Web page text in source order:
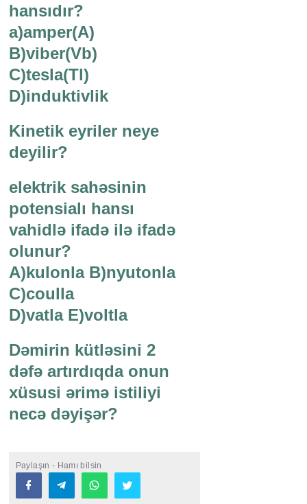
hansıdır?
a)amper(A)
B)viber(Vb)
C)tesla(Tl)
D)induktivlik
Kinetik eyriler neye
deyilir?
elektrik sahəsinin
potensialı hansı
vahidlə ifadə ilə ifadə
olunur?
A)kulonla B)nyutonla
C)coulla
D)vatla E)voltla
Dəmirin kütləsini 2
dəfə artırdıqda onun
xüsusi ərimə istiliyi
necə dəyişər?
Paylaşın - Hamı bilsin